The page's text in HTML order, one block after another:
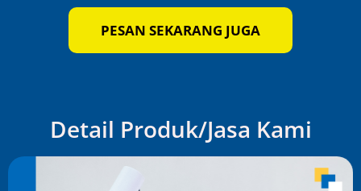
PESAN SEKARANG JUGA
Detail Produk/Jasa Kami